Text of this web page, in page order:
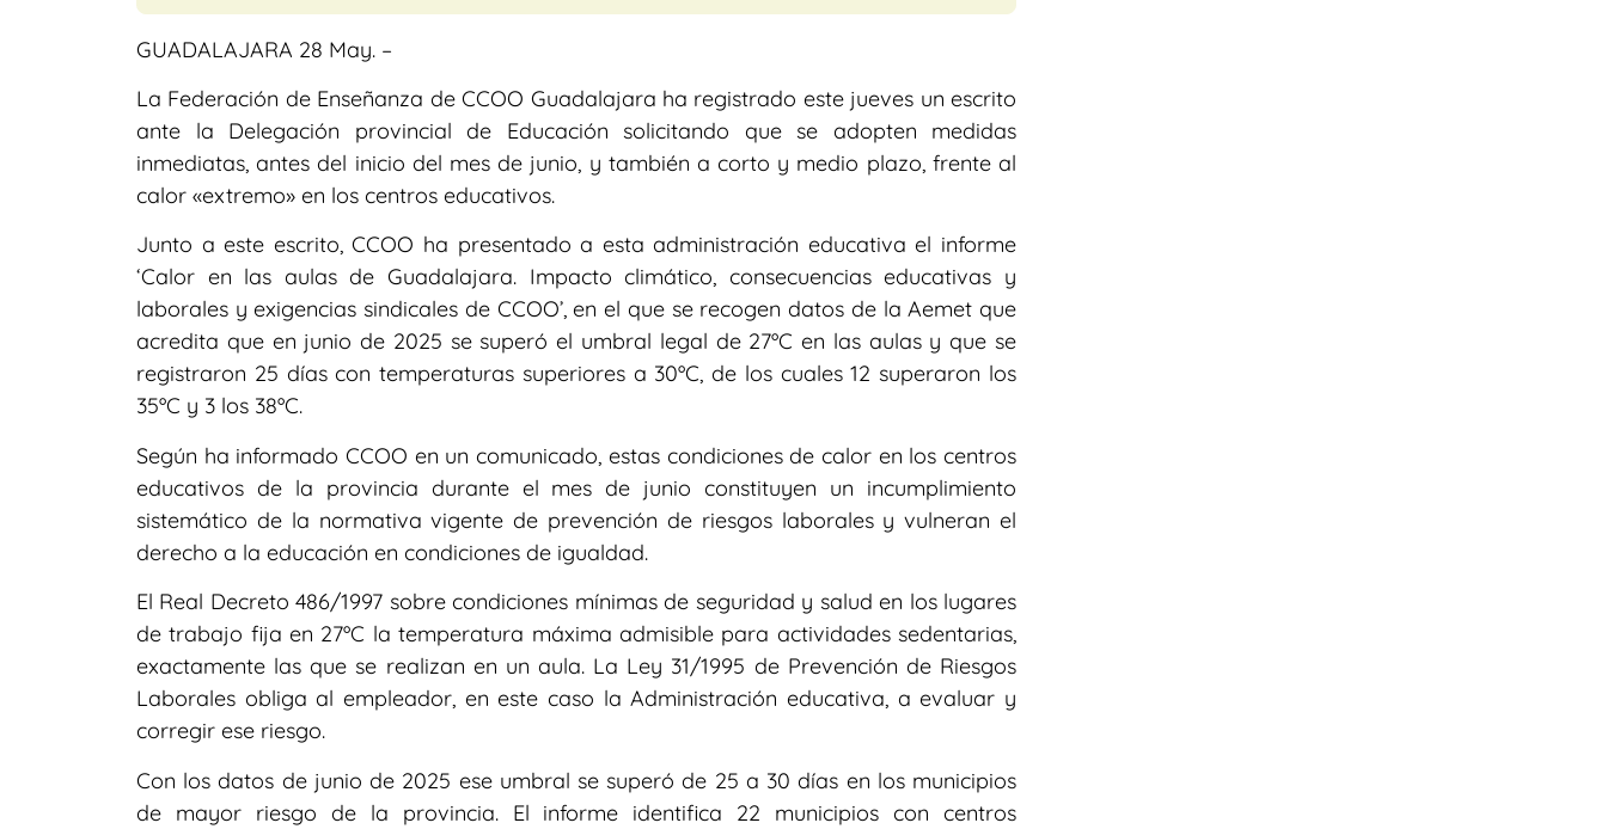
GUADALAJARA 28 May. –
La Federación de Enseñanza de CCOO Guadalajara ha registrado este jueves un escrito
ante la Delegación provincial de Educación solicitando que se adopten medidas
inmediatas, antes del inicio del mes de junio, y también a corto y medio plazo, frente al
calor «extremo» en los centros educativos.
Junto a este escrito, CCOO ha presentado a esta administración educativa el informe
‘Calor en las aulas de Guadalajara. Impacto climático, consecuencias educativas y
laborales y exigencias sindicales de CCOO’, en el que se recogen datos de la Aemet que
acredita que en junio de 2025 se superó el umbral legal de 27ºC en las aulas y que se
registraron 25 días con temperaturas superiores a 30ºC, de los cuales 12 superaron los
35ºC y 3 los 38ºC.
Según ha informado CCOO en un comunicado, estas condiciones de calor en los centros
educativos de la provincia durante el mes de junio constituyen un incumplimiento
sistemático de la normativa vigente de prevención de riesgos laborales y vulneran el
derecho a la educación en condiciones de igualdad.
El Real Decreto 486/1997 sobre condiciones mínimas de seguridad y salud en los lugares
de trabajo fija en 27ºC la temperatura máxima admisible para actividades sedentarias,
exactamente las que se realizan en un aula. La Ley 31/1995 de Prevención de Riesgos
Laborales obliga al empleador, en este caso la Administración educativa, a evaluar y
corregir ese riesgo.
Con los datos de junio de 2025 ese umbral se superó de 25 a 30 días en los municipios
de mayor riesgo de la provincia. El informe identifica 22 municipios con centros